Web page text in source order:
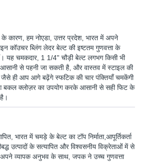
के कारण, हम नोएडा, उत्तर प्रदेश, भारत में अपने
कॉउचर ब्लिंग लेदर बेल्ट की इष्टतम गुणवत्ता के
यह चमकदार, 1 1/4" चौड़ी बेल्ट लगभग किसी भी
से पहनी जा सकती है, और वास्तव में स्टाइल की
जैसे ही आप आगे बढ़ेंगे स्फटिक की चार पंक्तियाँ चमकेंगी
बकल क्लोज़र का उपयोग करके आसानी से सही फिट के
भारत में चमड़े के बेल्ट का टॉप निर्माता,आपूर्तिकर्ता
उत्पादों के सत्यापित और विश्वसनीय विक्रेताओं में से
अपने व्यापक अनुभव के साथ, जपक ने उच्च गुणवत्ता